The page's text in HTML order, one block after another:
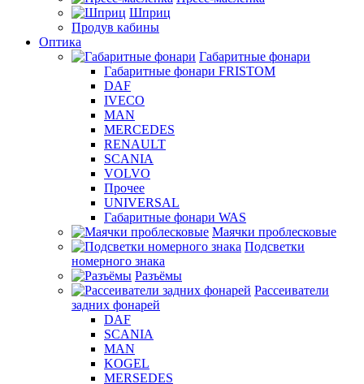
Шприц
Продув кабины
Оптика
Габаритные фонари
Габаритные фонари FRISTOM
DAF
IVECO
MAN
MERCEDES
RENAULT
SCANIA
VOLVO
Прочее
UNIVERSAL
Габаритные фонари WAS
Маячки проблесковые
Подсветки
номерного знака
Разъёмы
Рассеиватели
задних фонарей
DAF
SCANIA
MAN
KOGEL
MERSEDES